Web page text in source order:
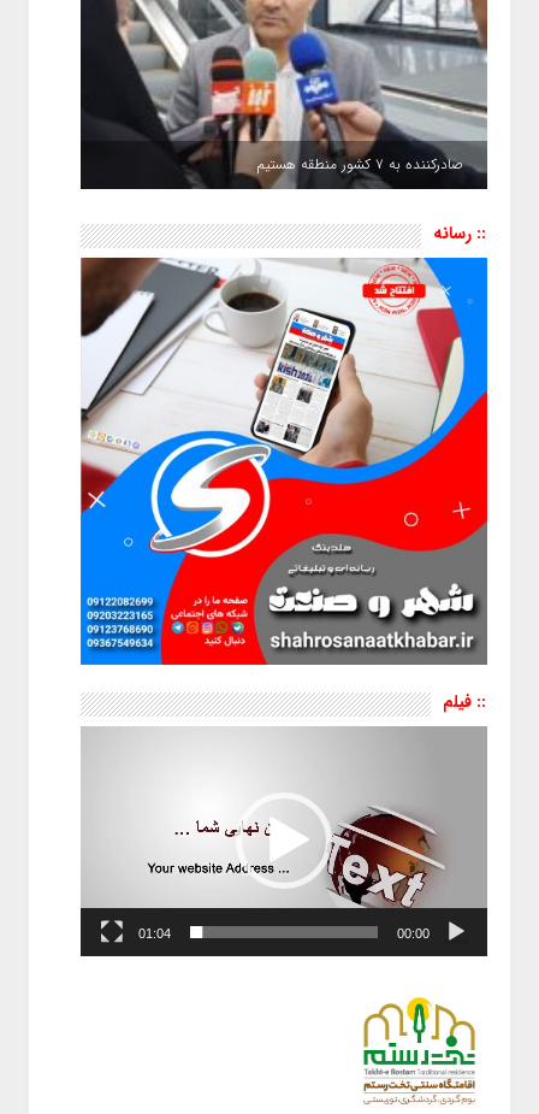
صادرکننده به ۷ کشور منطقه هستیم
:: رسانه
:: فیلم
نمایشگر
00:00
01:04